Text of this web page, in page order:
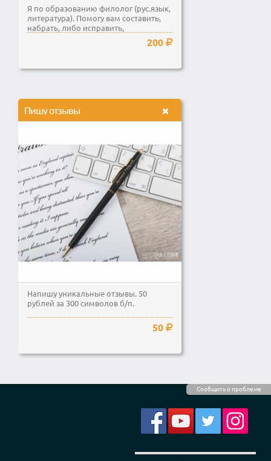
Сообщить о проблеме
Я по образованию филолог (рус.язык,
литература). Помогу вам составить,
набрать, либо исправить,
200
Пишу отзывы
Напишу уникальные отзывы. 50
рублей за 300 символов б/п.
50